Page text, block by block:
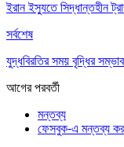
ইরান ইস্যুতে সিদ্ধান্তহীন
সর্বশেষ
যুদ্ধবিরতির সময় বৃদ্ধির
আগেরপরবর্তী
মন্তব্য
ফেসবুক-এ মন্তব্য